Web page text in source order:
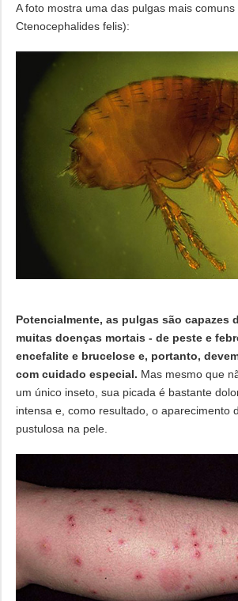
A foto mostra uma das pulgas mais
Ctenocephalides felis):
Potencialmente, as pulgas são capazes
muitas doenças mortais - de peste e
encefalite e brucelose e, portanto,
com cuidado especial. Mas mesmo que
um único inseto, sua picada é bastante
intensa e, como resultado, o aparecimento
pustulosa na pele.